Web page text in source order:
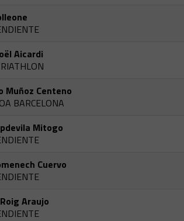
Aicardi
Muñoz Centeno
BARCELONA
Mitogo
Cuervo
Araujo